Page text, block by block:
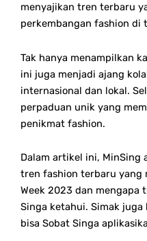
menyajikan tren terbaru
perkembangan fashion di
Tak hanya menampilkan
ini juga menjadi ajang
internasional dan lokal.
perpaduan unik yang
penikmat fashion.
Dalam artikel ini, MinSing
tren fashion terbaru yang
Week 2023 dan
Singa ketahui. Simak
bisa Sobat Singa